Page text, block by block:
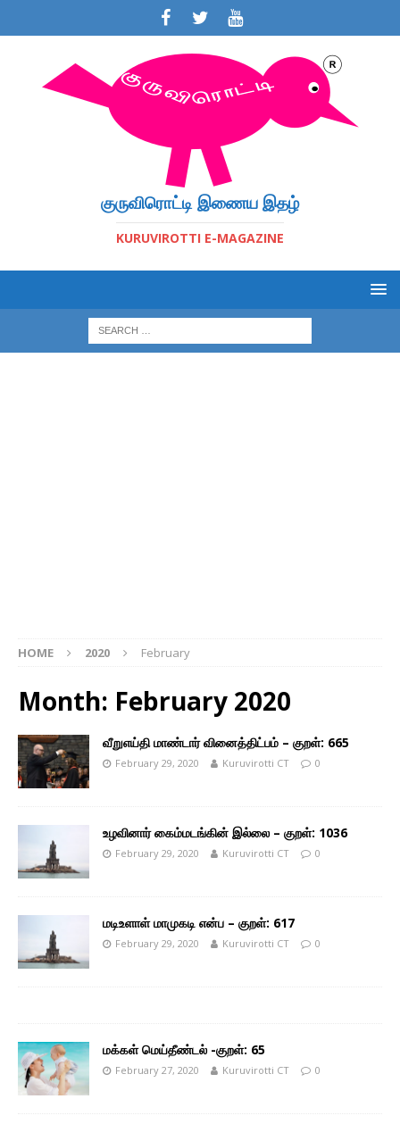
குருவிரொட்டி இணைய இதழ்
KURUVIROTTI E-MAGAZINE
HOME 2020 February
Month: February 2020
வீறுஎய்தி மாண்டார் வினைத்திட்பம் – குறள்: 665
February 29, 2020 Kuruvirotti CT 0
உழவினார் கைம்மடங்கின் இல்லை – குறள்: 1036
February 29, 2020 Kuruvirotti CT 0
மடிஉளாள் மாமுகடி என்ப – குறள்: 617
February 29, 2020 Kuruvirotti CT 0
மக்கள் மெய்தீண்டல் -குறள்: 65
February 27, 2020 Kuruvirotti CT 0